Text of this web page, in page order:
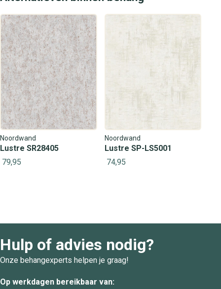
Noordwand
Lustre SR28405
79,95
Noordwand
Lustre SP-LS5001
74,95
Hulp of advies nodig?
Onze behangexperts helpen je graag!
Op werkdagen bereikbaar van: